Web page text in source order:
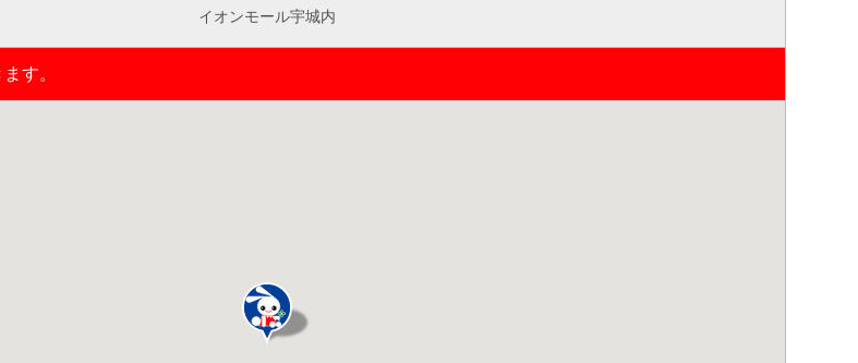
イオンモール宇城内
す。